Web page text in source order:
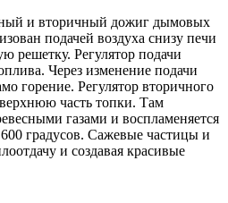
и вторичный дожиг дымовых
подачей воздуха снизу печи
решетку. Регулятор подачи
Через изменение подачи
горение. Регулятор вторичного
часть топки. Там
газами и воспламеняется
градусов. Сажевые частицы и
и создавая красивые